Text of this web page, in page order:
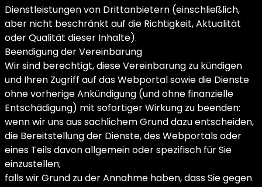
Dienstleistungen von Drittanbietern (einschließlich,
aber nicht beschränkt auf die Richtigkeit, Aktualität
oder Qualität dieser Inhalte).
Beendigung der Vereinbarung
Wir sind berechtigt, diese Vereinbarung zu kündigen
und Ihren Zugriff auf das Webportal sowie die Dienste
ohne vorherige Ankündigung (und ohne finanzielle
Entschädigung) mit sofortiger Wirkung zu beenden:
wenn wir uns aus sachlichem Grund dazu entscheiden,
die Bereitstellung der Dienste, des Webportals oder
eines Teils davon allgemein oder spezifisch für Sie
einzustellen;
falls wir Grund zu der Annahme haben, dass Sie gegen